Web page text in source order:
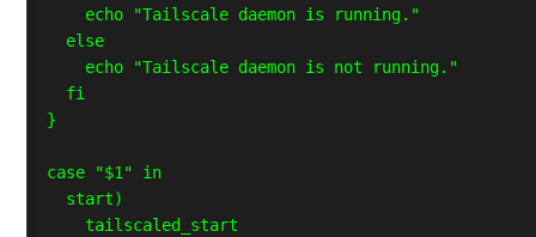
    echo "Tailscale daemon is running."
  else
    echo "Tailscale daemon is not running."
  fi
}
case "$1" in
  start)
    tailscaled_start